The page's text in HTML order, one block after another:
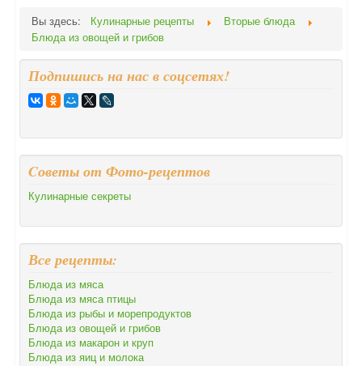
Вы здесь:
Кулинарные рецепты
Вторые блюда
Блюда из овощей и грибов
Подпишись на нас в соцсетях!
Cоветы от Фото-рецептов
Кулинарные секреты
Все рецепты:
Блюда из мяса
Блюда из мяса птицы
Блюда из рыбы и морепродуктов
Блюда из овощей и грибов
Блюда из макарон и круп
Блюда из яиц и молока